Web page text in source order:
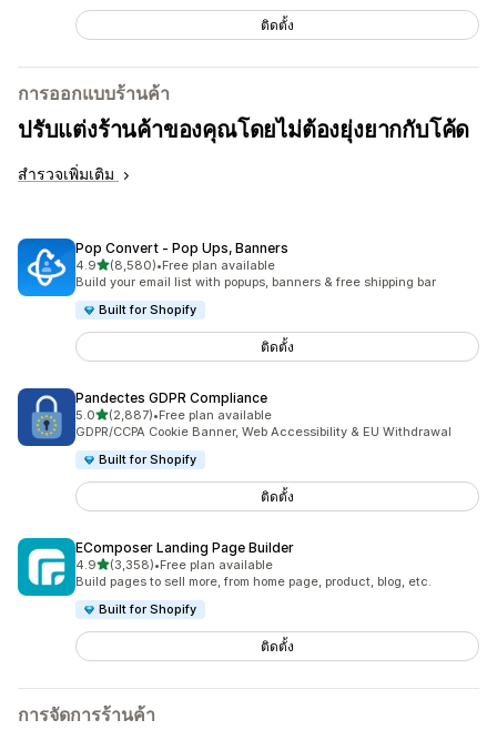
ติดตั้ง
การออกแบบร้านค้า
ปรับแต่งร้านค้าของคุณโดยไม่ต้องยุ่งยากกับโค้ด
สำรวจเพิ่มเติม
Pop Convert ‑ Pop Ups, Banners
4.9เต็ม 5 ดาว
(8,580)
ทั้งหมด 8580 รีวิว
•Free plan available
Build your email list with popups, banners & free shipping bar
Built for Shopify
ติดตั้ง
Pandectes GDPR Compliance
5.0เต็ม 5 ดาว
(2,887)
ทั้งหมด 2887 รีวิว
•Free plan available
GDPR/CCPA Cookie Banner, Web Accessibility & EU Withdrawal
Built for Shopify
ติดตั้ง
EComposer Landing Page Builder
4.9เต็ม 5 ดาว
(3,358)
ทั้งหมด 3358 รีวิว
•Free plan available
Build pages to sell more, from home page, product, blog, etc.
Built for Shopify
ติดตั้ง
การจัดการร้านค้า